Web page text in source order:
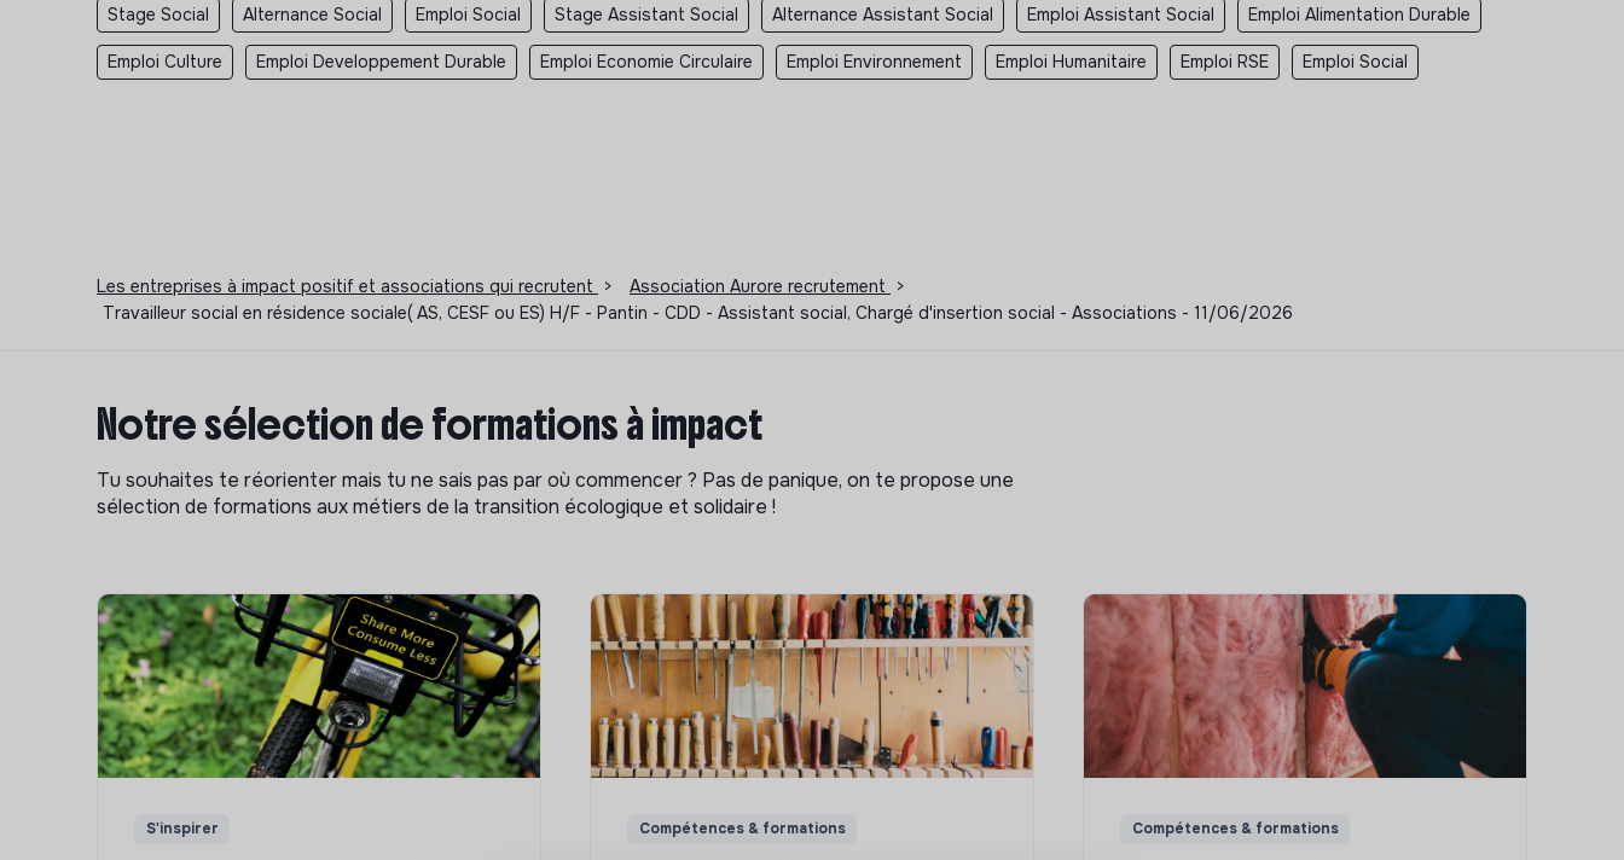
Stage Social Alternance Social Emploi Social Stage Assistant Social Alternance Assistant Social Emploi Assistant Social Emploi Alimentation Durable
Emploi Culture Emploi Developpement Durable Emploi Economie Circulaire Emploi Environnement Emploi Humanitaire Emploi RSE Emploi Social
Les entreprises à impact positif et associations qui recrutent > Association Aurore recrutement
>
Travailleur social en résidence sociale( AS, CESF ou ES) H/F - Pantin - CDD - Assistant social, Chargé d'insertion social - Associations - 11/06/2026
Notre sélection de formations à impact
Tu souhaites te réorienter mais tu ne sais pas par où commencer ? Pas de panique, on te propose une
sélection de formations aux métiers de la transition écologique et solidaire !
S'inspirer Compétences & formations Compétences & formations